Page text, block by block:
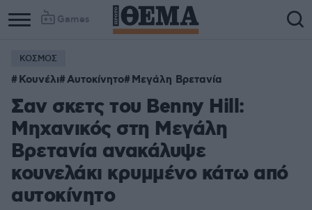
Games
ΚΟΣΜΟΣ
Κουνέλι Αυτοκίνητο Μεγάλη Βρετανία
Σαν σκετς του Benny Hill:
Μηχανικός στη Μεγάλη
Βρετανία ανακάλυψε
κουνελάκι κρυμμένο κάτω από
αυτοκίνητο